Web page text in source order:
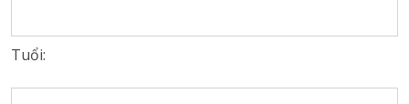
Tuổi: